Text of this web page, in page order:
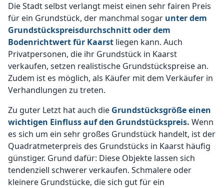
Die Stadt selbst verlangt meist einen sehr fairen Preis
für ein Grundstück, der manchmal sogar unter dem
Grundstückspreisdurchschnitt oder dem
Bodenrichtwert für Kaarst liegen kann. Auch
Privatpersonen, die ihr Grundstück in Kaarst
verkaufen, setzen realistische Grundstückspreise an.
Zudem ist es möglich, als Käufer mit dem Verkäufer in
Verhandlungen zu treten.
Zu guter Letzt hat auch die Grundstücksgröße einen
wichtigen Einfluss auf den Grundstückspreis. Wenn
es sich um ein sehr großes Grundstück handelt, ist der
Quadratmeterpreis des Grundstücks in Kaarst häufig
günstiger. Grund dafür: Diese Objekte lassen sich
tendenziell schwerer verkaufen. Schmalere oder
kleinere Grundstücke, die sich gut für ein